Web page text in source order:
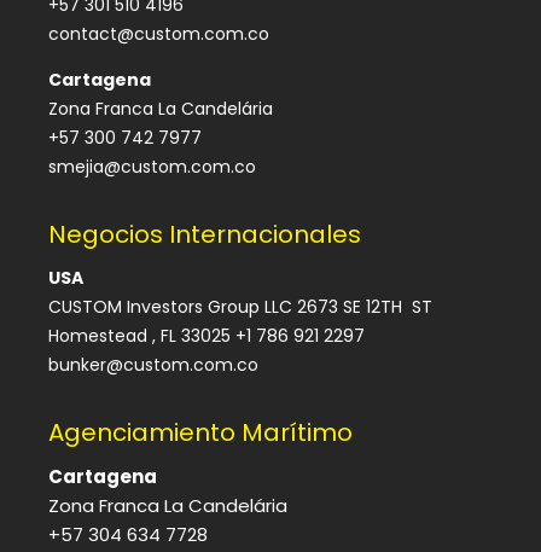
contact@custom.com.co
Cartagena
Zona Franca La Candelária
+57 300 742 7977
smejia@custom.com.co
Negocios Internacionales
USA
CUSTOM Investors Group LLC 2673 SE 12TH ST
Homestead , FL 33025 +1 786 921 2297
bunker@custom.com.co
Agenciamiento Marítimo
Cartagena
Zona Franca La Candelária
+57 304 634 7728